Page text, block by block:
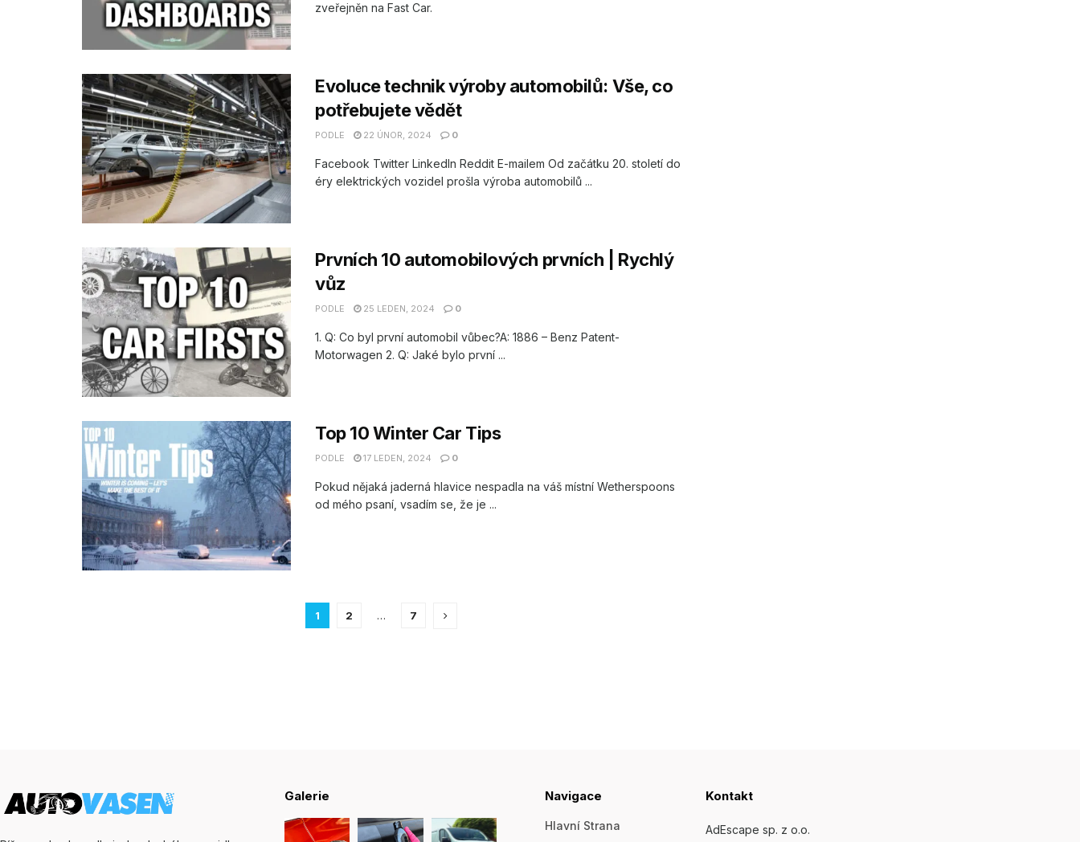
zveřejněn na Fast Car.
Evoluce technik výroby automobilů: Vše, co
potřebujete vědět
PODLE 22 ÚNOR, 2024 0
Facebook Twitter LinkedIn Reddit E-mailem Od začátku 20. století do
éry elektrických vozidel prošla výroba automobilů ...
Prvních 10 automobilových prvních | Rychlý
vůz
PODLE 25 LEDEN, 2024 0
1. Q: Co byl první automobil vůbec?A: 1886 – Benz Patent-
Motorwagen 2. Q: Jaké bylo první ...
Top 10 Winter Car Tips
PODLE 17 LEDEN, 2024 0
Pokud nějaká jaderná hlavice nespadla na váš místní Wetherspoons
od mého psaní, vsadím se, že je ...
1 2 … 7
Galerie Navigace
Hlavní Strana
Kontakt
AdEscape sp. z o.o.